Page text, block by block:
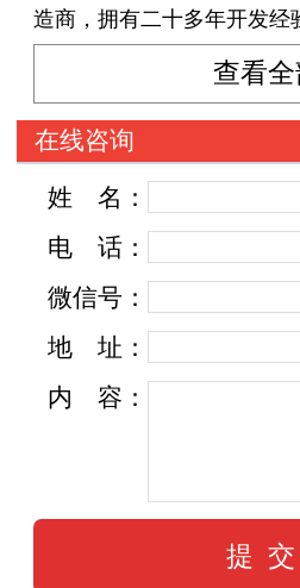
造商，拥有二十多年开发经
俄罗斯、法国、意大利、德
尚品牌，常年与ecco、
共同合作推出每一季新品
鞋行业的深厚积累和对流
力将欧美经典和流行风格
消费者创造零距离零时差
时，我们也在努力研究开
之作，不断推出更多深受大
查看
在线咨询
姓
名：
电
话：
微信号：
地
址：
内
容：